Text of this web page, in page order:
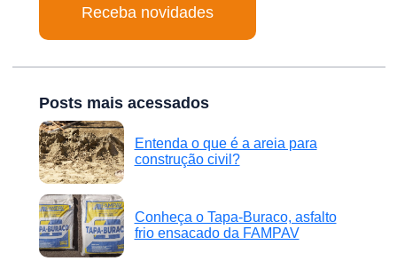
Posts mais acessados
Entenda o que é a areia para
construção civil?
Conheça o Tapa-Buraco, asfalto
frio ensacado da FAMPAV